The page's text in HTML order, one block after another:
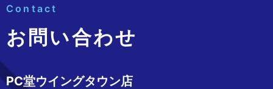
Contact
お問い合わせ
PC堂ウイングタウン店